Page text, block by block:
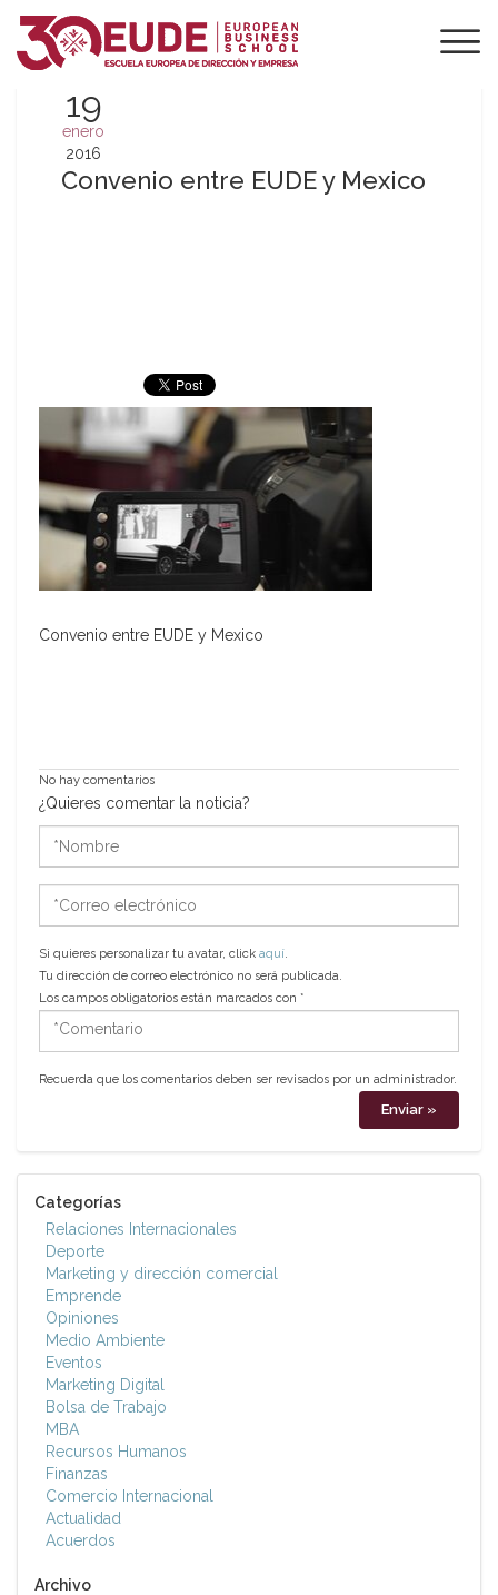
19
enero
2016
Convenio entre EUDE y Mexico
Convenio entre EUDE y Mexico
No hay comentarios
¿Quieres comentar la noticia?
electrónico
Si quieres personalizar tu avatar, click aquí.
Tu dirección de correo electrónico no será publicada.
Los campos obligatorios están marcados con *
*Comentario
Recuerda que los comentarios deben ser revisados por un administrador.
Categorías
Relaciones Internacionales
Deporte
Marketing y dirección comercial
Emprende
Opiniones
Medio Ambiente
Eventos
Marketing Digital
Bolsa de Trabajo
MBA
Recursos Humanos
Finanzas
Comercio Internacional
Actualidad
Acuerdos
Archivo